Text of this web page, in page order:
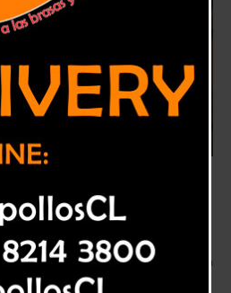
Criminal La Calera de la
detuvieron a un hombre y una mujer,
quienes fueron sorprendidos en
diversos locales comerciales de la